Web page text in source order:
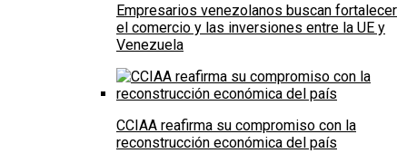
Empresarios venezolanos buscan fortalecer
el comercio y las inversiones entre la UE y
Venezuela
CCIAA reafirma su compromiso con la
reconstrucción económica del país